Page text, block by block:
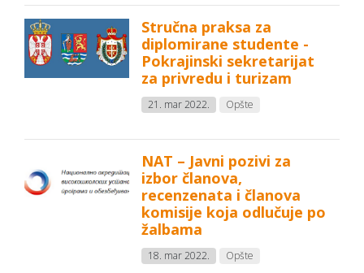
Stručna praksa za
diplomirane studente -
Pokrajinski sekretarijat
za privredu i turizam
21. mar 2022. Opšte
NAT – Javni pozivi za
izbor članova,
recenzenata i članova
komisije koja odlučuje po
žalbama
18. mar 2022. Opšte